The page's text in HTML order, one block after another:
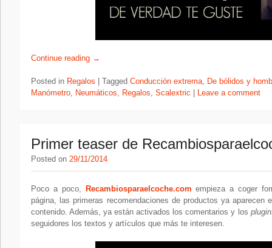
Continue reading →
Posted in Regalos Tagged Conducción extrema, De bólidos y
Manómetro, Neumáticos, Regalos, Scalextric Leave a comment
Primer teaser de
Posted on 29/11/2014
Poco a poco, Recambiosparaelcoche.com empieza a coger
página, las primeras recomendaciones de productos ya
contenido. Además, ya están activados los comentarios y los
seguidores los textos y artículos que más te interesen.